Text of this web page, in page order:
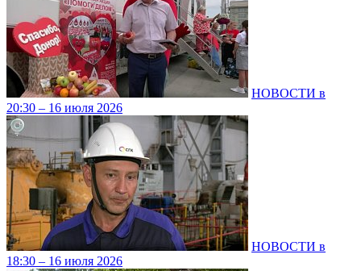
НОВОСТИ в
20:30 – 16 июля 2026
НОВОСТИ в
18:30 – 16 июля 2026